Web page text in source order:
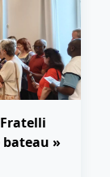
bateau »